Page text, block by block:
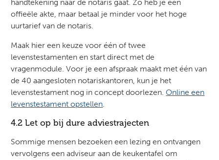
handtekening naar de notaris gaat. Zo heb je een
offieële akte, maar betaal je minder voor het hoge
uurtarief van de notaris.
Maak hier een keuze voor één of twee
levenstestamenten en start direct met de
vragenmodule. Voor je een afspraak maakt met één van
de 40 aangesloten notariskantoren, kun je het
levenstestament nog in concept doorlezen.Online een
levenstestament opstellen.
4.2 Let op bij dure adviestrajecten
Sommige mensen bezoeken een lezing en ontvangen
vervolgens een adviseur aan de keukentafel om